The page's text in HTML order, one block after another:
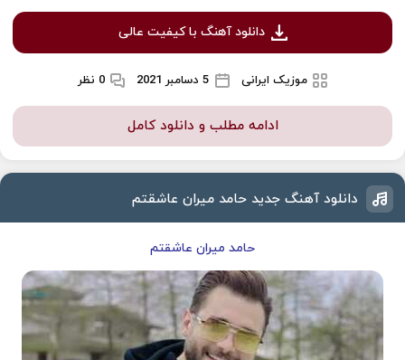
دانلود آهنگ با کیفیت عالی
موزیک ایرانی 5 دسامبر 2021 0 نظر
ادامه مطلب و دانلود کامل
دانلود آهنگ جدید حامد میران عاشقتم
حامد میران عاشقتم